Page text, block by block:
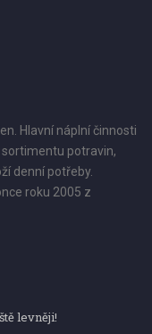
Hlavní náplní činnosti
potravin,
denní potřeby.
roku 2005 z
levněji!